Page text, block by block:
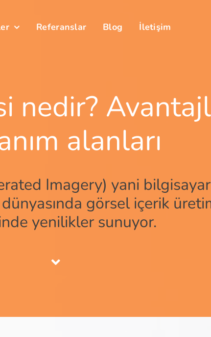
Referanslar Blog İletişim
nedir?
alanları
Imagery) yani
görsel içerik
yenilikler sunuyor.